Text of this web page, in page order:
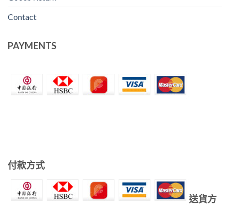
Contact
PAYMENTS
付款方式
送貨方